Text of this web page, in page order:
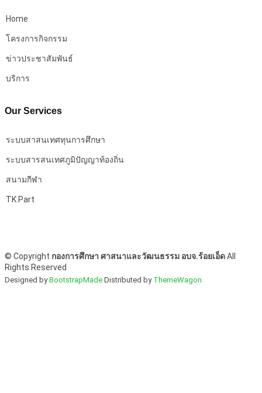
Home
โครงการกิจกรรม
ข่าวประชาสัมพันธ์
บริการ
Our Services
ระบบสาสนเทศทุนการศึกษา
ระบบสารสนเทศภูมิปัญญาท้องถิ่น
สนามกีฬา
TK Part
© Copyright กองการศึกษา ศาสนาและวัฒนธรรม อบจ.ร้อยเอ็ดAll
Rights Reserved
Designed byBootstrapMade Distributed by ThemeWagon